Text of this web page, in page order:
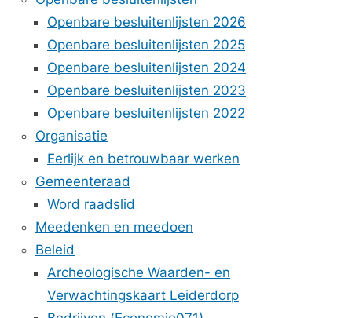
Openbare besluitenlijsten 2026
Openbare besluitenlijsten 2025
Openbare besluitenlijsten 2024
Openbare besluitenlijsten 2023
Openbare besluitenlijsten 2022
Organisatie
Eerlijk en betrouwbaar werken
Gemeenteraad
Word raadslid
Meedenken en meedoen
Beleid
Archeologische Waarden- en
Verwachtingskaart Leiderdorp